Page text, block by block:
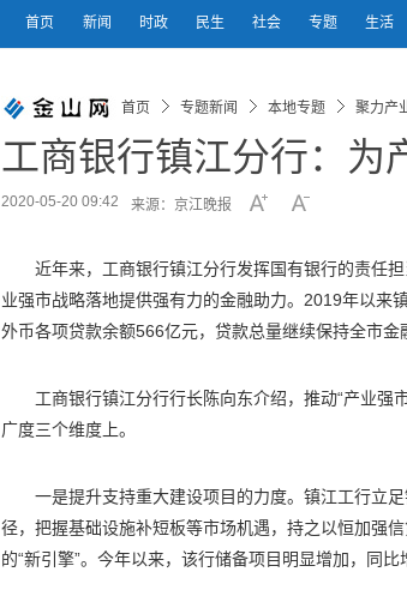
首页 新闻 时政 民生 社会 专题 生活
首页 专题新闻 本地专题 聚力产
工商银行镇江分行：为
2020-05-20 09:42 来源：京江晚报
近年来，工商银行镇江分行发挥国有银行的责任
业强市战略落地提供强有力的金融助力。2019年以来
外币各项贷款余额566亿元，贷款总量继续保持全市金
工商银行镇江分行行长陈向东介绍，推动“产业强
广度三个维度上。
一是提升支持重大建设项目的力度。镇江工行立
径，把握基础设施补短板等市场机遇，持之以恒加强
的“新引擎”。今年以来，该行储备项目明显增加，同比